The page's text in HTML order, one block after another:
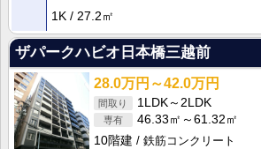
1K
27.2㎡
ザパークハビオ日本橋三越前
28.0万円～42.0万円
1LDK～2LDK
46.33㎡～61.32㎡
10階建
鉄筋コンクリート